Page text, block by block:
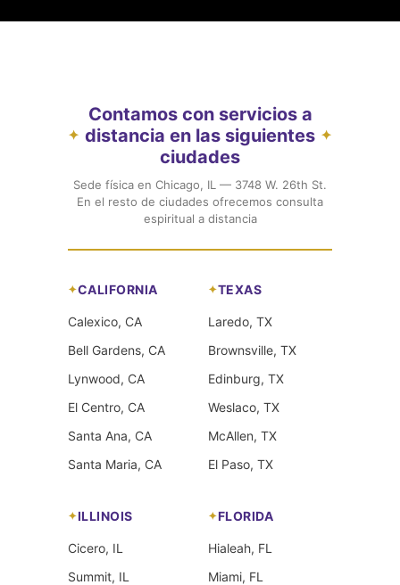
✦
Contamos con servicios a
distancia en las siguientes
ciudades
✦
Sede física en Chicago, IL — 3748 W. 26th St.
En el resto de ciudades ofrecemos consulta
espiritual a distancia
CALIFORNIA
Calexico, CA
Bell Gardens, CA
Lynwood, CA
El Centro, CA
Santa Ana, CA
Santa Maria, CA
TEXAS
Laredo, TX
Brownsville, TX
Edinburg, TX
Weslaco, TX
McAllen, TX
El Paso, TX
ILLINOIS
Cicero, IL
Summit, IL
FLORIDA
Hialeah, FL
Miami, FL